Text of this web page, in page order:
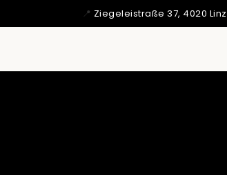
📍 Ziegeleistraße 37, 4020 Linz